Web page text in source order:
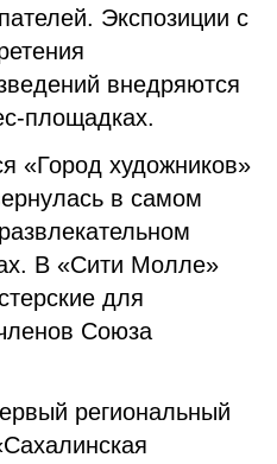
Экспозиции с
внедряются
площадках.
«Город художников»
в самом
В «Сити Молле»
для
Союза
региональный